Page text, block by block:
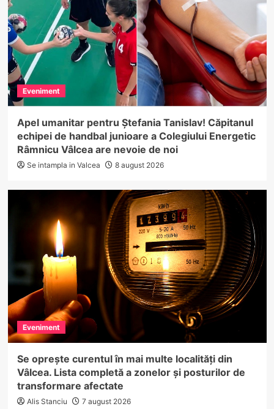
Eveniment
Apel umanitar pentru Ștefania Tanislav! Căpitanul
echipei de handbal junioare a Colegiului Energetic
Râmnicu Vâlcea are nevoie de noi
Se intampla in Valcea 8 august 2026
Eveniment
Se oprește curentul în mai multe localități din
Vâlcea. Lista completă a zonelor și posturilor de
transformare afectate
Alis Stanciu 7 august 2026